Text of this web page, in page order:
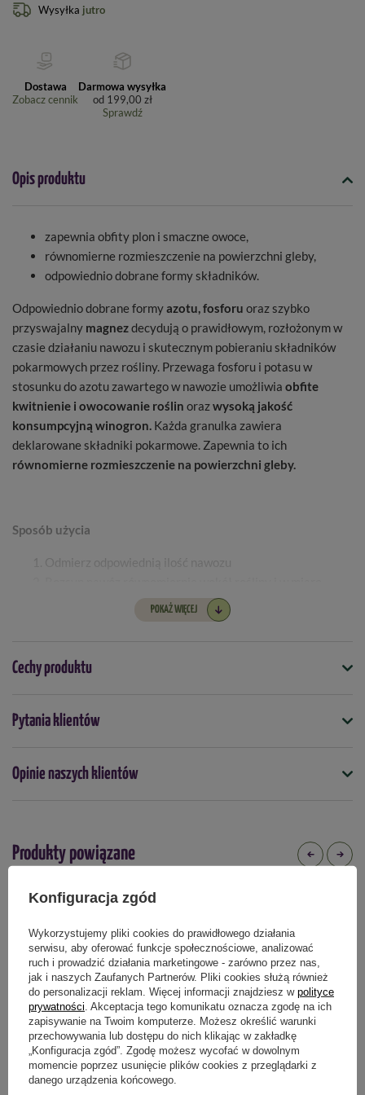
Wysyłka jutro
Dostawa
Zobacz cennik
Darmowa wysyłka
od 199,00 zł
Sprawdź
Opis produktu
zapewnia obfity plon i smaczne owoce,
równomierne rozmieszczenie na powierzchni gleby,
odpowiednio dobrane formy składników.
Odpowiednio dobrane formyazotu, fosforu oraz szybko
przyswajalny magnezdecydują o prawidłowym, rozłożonym w
czasie działaniu nawozu i skutecznym pobieraniu składników
pokarmowych przez rośliny. Przewaga fosforu i potasu w
stosunku do azotu zawartego w nawozie umożliwia obfite
kwitnienie i owocowanie roślin orazwysoką jakość
konsumpcyjną winogron. Każda granulka zawiera
deklarowane składniki pokarmowe. Zapewnia to ich
równomierne rozmieszczenie na powierzchni gleby.
Sposób użycia
Odmierz odpowiednią ilość nawozu
możliwości wymieszaj z wierzchnią warstwą gleby.
Po zastosowaniu nawozu roślinę obficie podlej wodą.
Wielkość opakowania:
Skład nawozu
fosfor (P),
potas (K),
siarka (S),
miedź (Cu),
żelazo (Fe),
mangan (Mn),
molibden (Mo),
cynk (Zn).
POKAŻ WIĘCEJ
Cechy produktu
Symbol
5907102011871
kwiecień maj lipiec czerwiec
Typ nawozu
Podmiot odpowiedzialny za ten produkt na terenie UE Więcej
Pytania klientów
Opinie naszych klientów
Produkty powiązane
Natur Bloker (Pędraki, Krety,
Konfiguracja zgód
Wykorzystujemy pliki cookies do prawidłowego działania
serwisu, aby oferować funkcje społecznościowe, analizować
ruch i prowadzić działania marketingowe - zarówno przez nas,
jak i naszych Zaufanych Partnerów. Pliki cookies służą również
do personalizacji reklam. Więcej informacji znajdziesz w polityce
prywatności . Akceptacja tego komunikatu oznacza zgodę na ich
zapisywanie na Twoim komputerze. Możesz określić warunki
przechowywania lub dostępu do nich klikając w zakładkę
„Konfiguracja zgód”. Zgodę możesz wycofać w dowolnym
momencie poprzez usunięcie plików cookies z przeglądarki z
danego urządzenia końcowego.